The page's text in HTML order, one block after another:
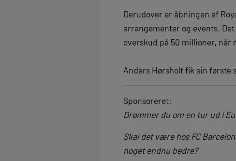
Derudover er åbningen af
arrangementer og events.
overskud på 50 millioner, når
Anders Hørsholt fik sin første
Sponsoreret:
Drømmer du om en tur ud i
Skal det være hos FC
noget endnu bedre?